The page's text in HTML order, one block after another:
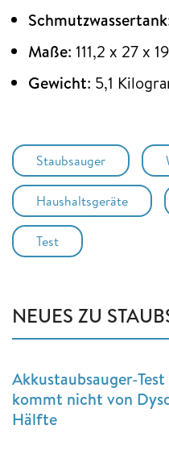
Schmutzwassertank
Maße: 111,2 x 27 x
Gewicht: 5,1
Staubsauger
Haushaltsgeräte
Test
NEUES ZU
Akkustaubsauger-
kommt nicht von
Hälfte